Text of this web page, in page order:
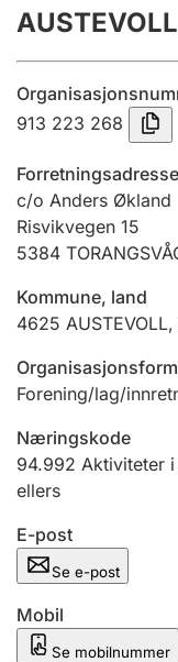
Årsregnskap
Innsending og
Tinglysing
Jeger
Betaling og
Ektepaktveileder
913 223 268
Forretningsadresse
c/o Anders Økland
Risvikvegen 15
5384
Kommune, land
4625 AUSTEVOLL,
Organisasjonsform
Forening/lag/
Næringskode
94.992 Aktiviteter
ellers
E-post
Se e-post
Mobil
Se mobilnummer